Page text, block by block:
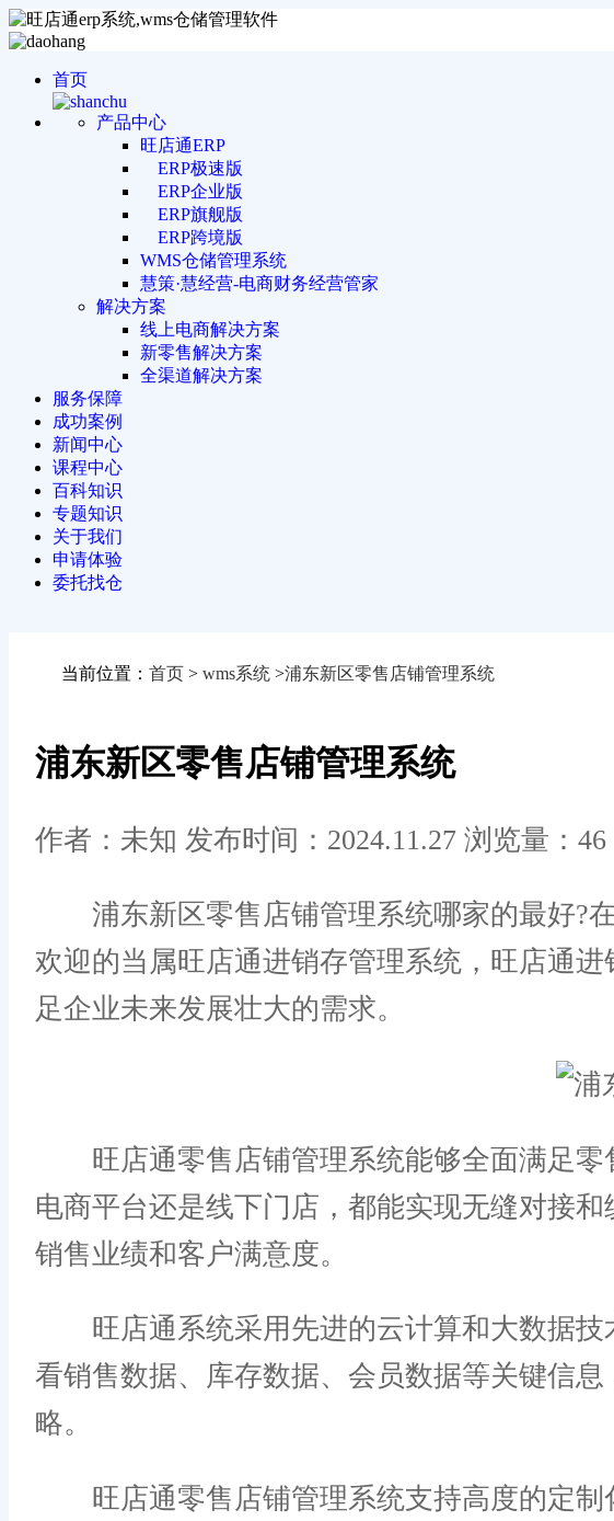
首页
产品中心
旺店通ERP
ERP极速版
ERP企业版
ERP旗舰版
ERP跨境版
WMS仓储管理系统
慧策·慧经营-电商财务经营管家
解决方案
线上电商解决方案
新零售解决方案
全渠道解决方案
服务保障
成功案例
新闻中心
课程中心
百科知识
专题知识
关于我们
申请体验
委托找仓
当前位置： 首页 > wms系统 >浦东新区零售店铺管理系统
浦东新区零售店铺管理系统
作者：未知 发布时间：2024.11.27 浏览量：46
浦东新区零售店铺管理系统哪家的最好?在
欢迎的当属旺店通进销存管理系统，旺店通
足企业未来发展壮大的需求。
旺店通零售店铺管理系统能够全面满足零
电商平台还是线下门店，都能实现无缝对接
销售业绩和客户满意度。
旺店通系统采用先进的云计算和大数据技
看销售数据、库存数据、会员数据等关键信
略。
旺店通零售店铺管理系统支持高度的定制